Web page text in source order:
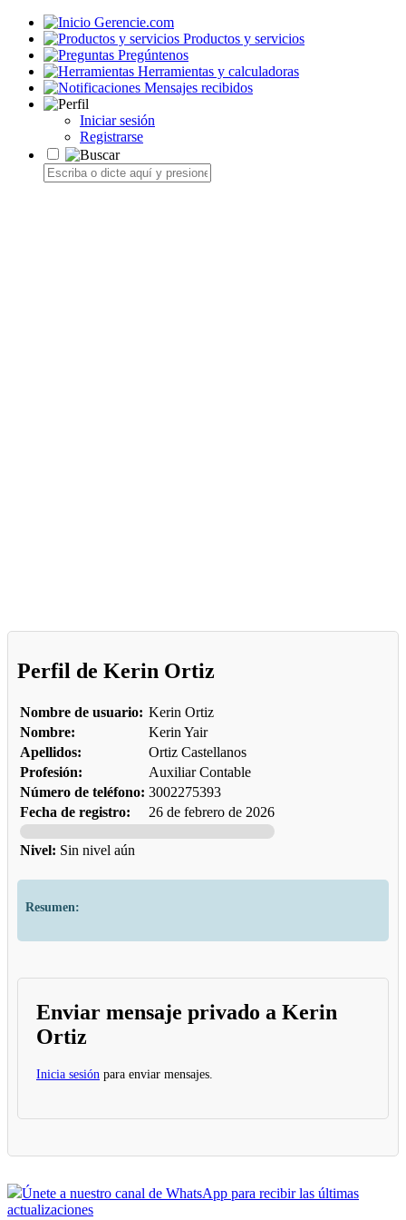
Gerencie.com
Productos y servicios
Pregúntenos
Herramientas y calculadoras
Mensajes recibidos
Iniciar sesión
Registrarse
Perfil de Kerin Ortiz
Nombre de usuario: Kerin Ortiz
Nombre:
Kerin Yair
Apellidos:
Ortiz Castellanos
Profesión:
Auxiliar Contable
Número de teléfono: 3002275393
Fecha de registro:
26 de febrero de 2026
Nivel: Sin nivel aún
Resumen:
Enviar mensaje privado a Kerin
Ortiz
Inicia sesión para enviar mensajes.
Únete a nuestro canal de WhatsApp para recibir las últimas
actualizaciones